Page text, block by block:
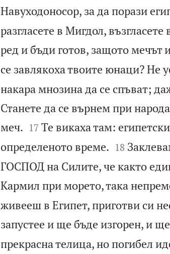
Навуходоносор, за да порази
разгласете в Мигдол,
ред и бъди готов, защото мечът
се завлякоха твоите юнаци? Не
накара мнозина да се спъват;
Станете да се върнем при
меч.
17 Те викаха там:
определеното време.
18
ГОСПОД на Силите, че както
Кармил при морето, така
живееш в Египет, приготви си
запустее и ще бъде изгорен, и
прекрасна телица, но погибел